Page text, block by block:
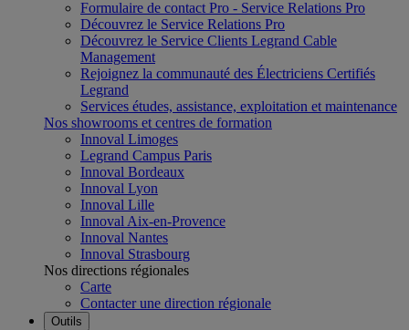
Formulaire de contact Pro - Service Relations Pro
Découvrez le Service Relations Pro
Découvrez le Service Clients Legrand Cable
Management
Rejoignez la communauté des Électriciens Certifiés
Legrand
Services études, assistance, exploitation et maintenance
Nos showrooms et centres de formation
Innoval Limoges
Legrand Campus Paris
Innoval Bordeaux
Innoval Lyon
Innoval Lille
Innoval Aix-en-Provence
Innoval Nantes
Innoval Strasbourg
Nos directions régionales
Carte
Contacter une direction régionale
Outils